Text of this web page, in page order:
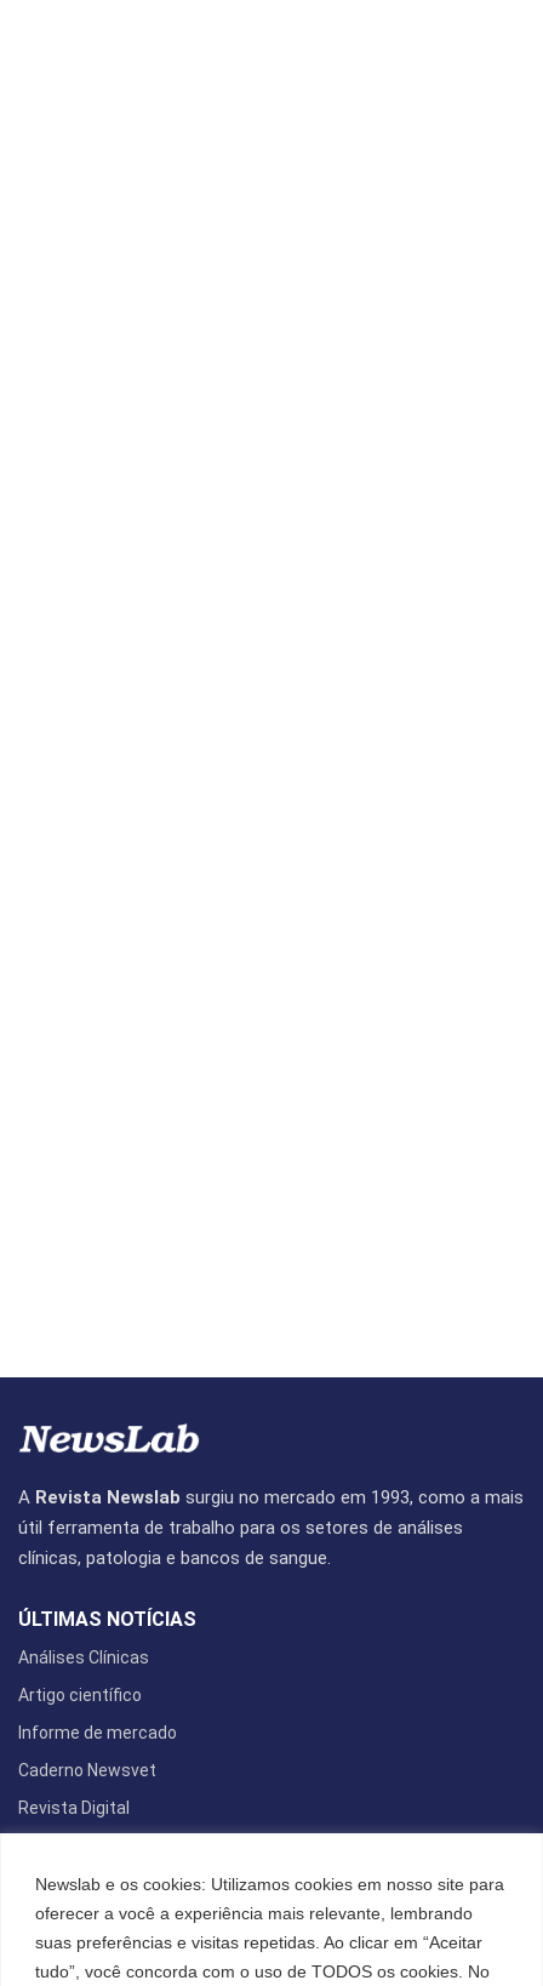
Newslab e os cookies: Utilizamos cookies em nosso site para
oferecer a você a experiência mais relevante, lembrando
suas preferências e visitas repetidas. Ao clicar em “Aceitar
tudo”, você concorda com o uso de TODOS os cookies. No
A Revista Newslab surgiu no mercado em 1993, como a mais
útil ferramenta de trabalho para os setores de análises
clínicas, patologia e bancos de sangue.
ÚLTIMAS NOTÍCIAS
Análises Clínicas
Artigo científico
Informe de mercado
Caderno Newsvet
Revista Digital
POLÍTICA DE PRIVACIDADE